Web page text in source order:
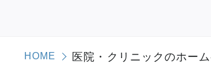
HOME 医院・クリニックのホー